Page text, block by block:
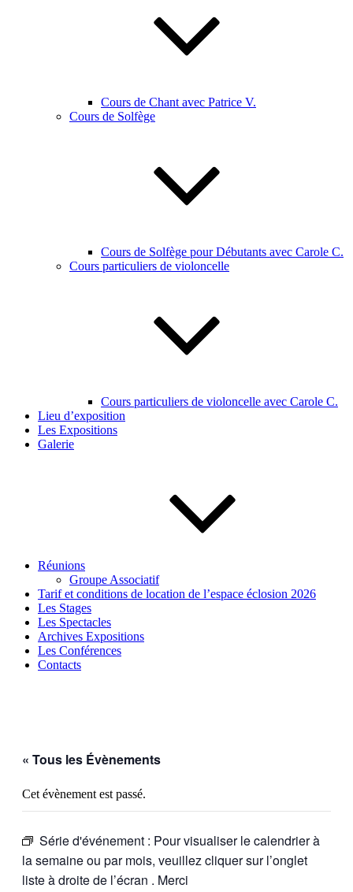
Cours de Chant avec Patrice V.
Cours de Solfège
Cours de Solfège pour Débutants avec Carole C.
Cours particuliers de violoncelle
Cours particuliers de violoncelle avec Carole C.
Lieu d’exposition
Les Expositions
Galerie
Réunions
Groupe Associatif
Tarif et conditions de location de l’espace éclosion 2026
Les Stages
Les Spectacles
Archives Expositions
Les Conférences
Contacts
« Tous les Évènements
Cet évènement est passé.
Série d'événement : Pour visualiser le calendrier à
la semaine ou par mois, veuillez cliquer sur l’onglet
liste à droite de l’écran . Merci